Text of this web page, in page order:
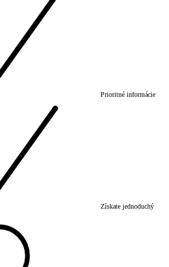
Prioritné informácie
Získate jednoduchý